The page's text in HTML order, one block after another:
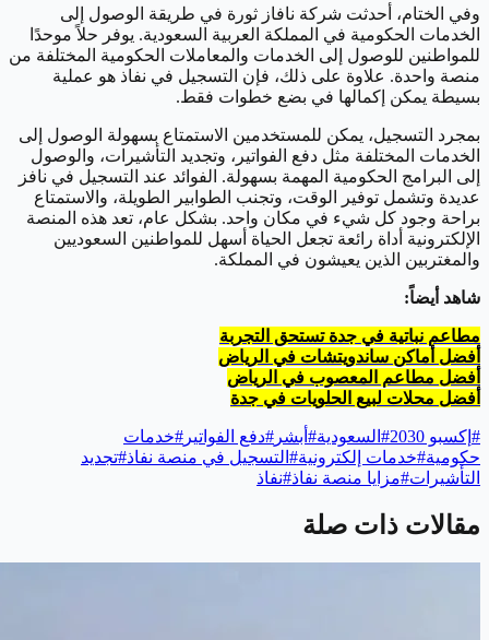
وفي الختام، أحدثت شركة نافاز ثورة في طريقة الوصول إلى
الخدمات الحكومية في المملكة العربية السعودية. يوفر حلاً موحدًا
للمواطنين للوصول إلى الخدمات والمعاملات الحكومية المختلفة من
منصة واحدة. علاوة على ذلك، فإن التسجيل في نفاذ هو عملية
بسيطة يمكن إكمالها في بضع خطوات فقط.
بمجرد التسجيل، يمكن للمستخدمين الاستمتاع بسهولة الوصول إلى
الخدمات المختلفة مثل دفع الفواتير، وتجديد التأشيرات، والوصول
إلى البرامج الحكومية المهمة بسهولة. الفوائد عند التسجيل في نافز
عديدة وتشمل توفير الوقت، وتجنب الطوابير الطويلة، والاستمتاع
براحة وجود كل شيء في مكان واحد. بشكل عام، تعد هذه المنصة
الإلكترونية أداة رائعة تجعل الحياة أسهل للمواطنين السعوديين
والمغتربين الذين يعيشون في المملكة.
شاهد أيضاً:
مطاعم نباتية في جدة تستحق التجربة
أفضل أماكن ساندويتشات في الرياض
أفضل مطاعم المعصوب في الرياض
أفضل محلات لبيع الحلويات في جدة
# إكسبو 2030 # السعودية# أبشر #دفع الفواتير #خدمات
حكومية#خدمات إلكترونية# التسجيل في منصة نفاذ#تجديد
التأشيرات#مزايا منصة نفاذ#نفاذ
مقالات ذات صلة